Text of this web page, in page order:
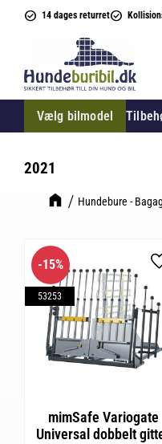
14 dages returret
Vælg bilmodel
2021
Hundebure -
mimSafe Variogate
Universal dobbelt
15%
53253